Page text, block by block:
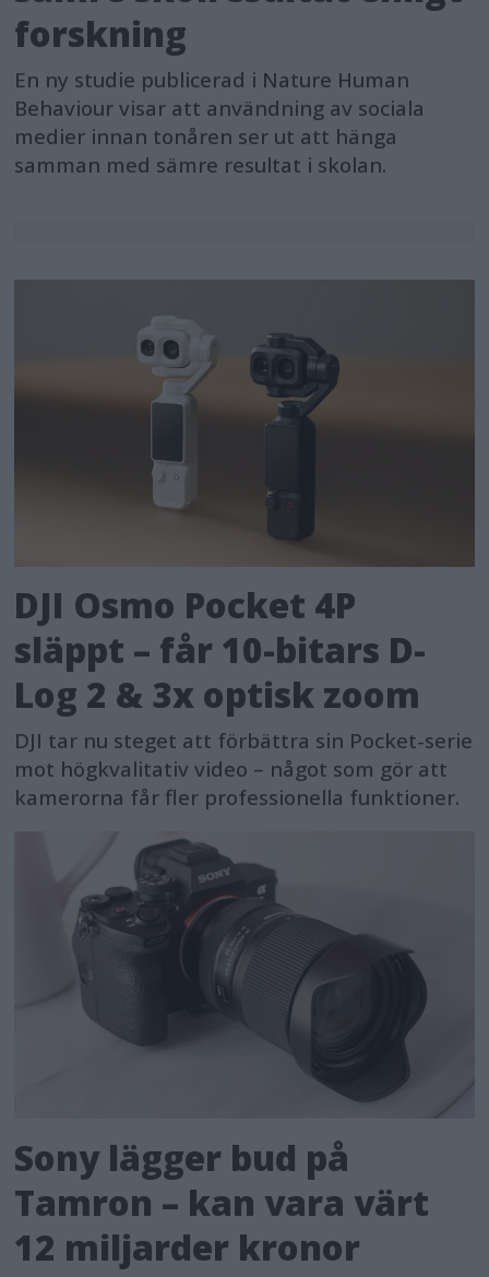
forskning
En ny studie publicerad i Nature Human
Behaviour visar att användning av sociala
medier innan tonåren ser ut att hänga
samman med sämre resultat i skolan.
DJI Osmo Pocket 4P
släppt – får 10-bitars D-
Log 2 & 3x optisk zoom
DJI tar nu steget att förbättra sin Pocket-serie
mot högkvalitativ video – något som gör att
kamerorna får fler professionella funktioner.
Sony lägger bud på
Tamron – kan vara värt
12 miljarder kronor